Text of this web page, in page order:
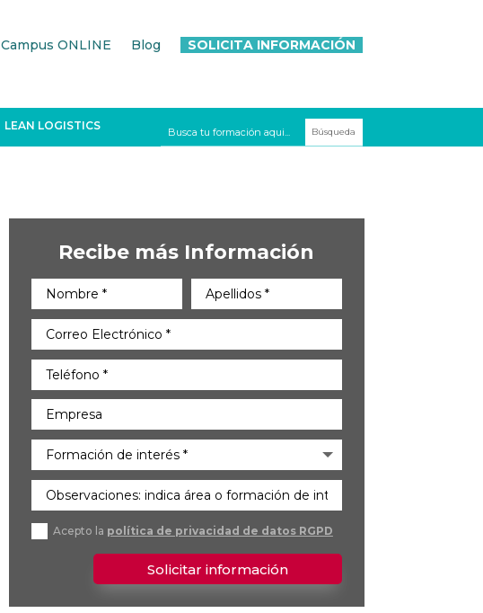
Campus ONLINE Blog SOLICITA INFORMACIÓN
LEAN LOGISTICS
Recibe más Información
Acepto la política de privacidad de datos RGPD
Solicitar información